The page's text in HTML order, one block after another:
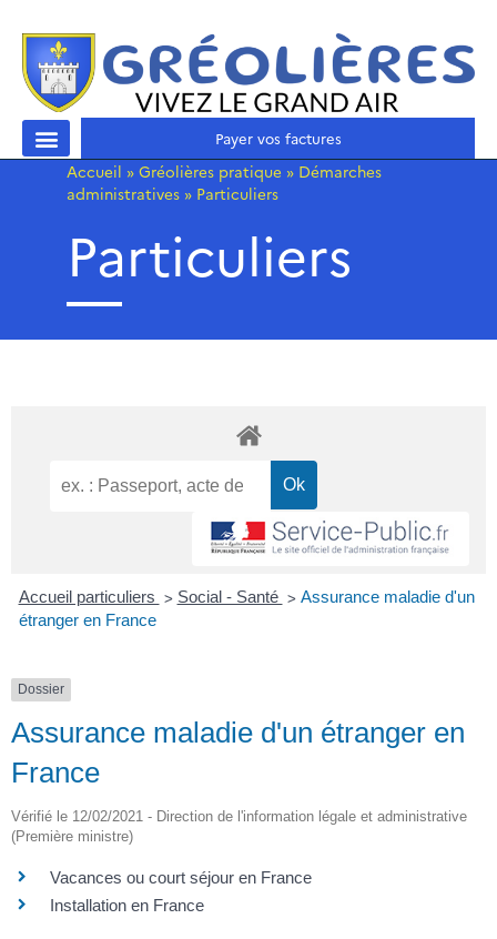
Payer vos factures
Accueil » Gréolières pratique » Démarches
administratives » Particuliers
Particuliers
Accueil particuliers > Social - Santé > Assurance maladie d'un
étranger en France
Dossier
Assurance maladie d'un étranger en
France
Vérifié le 12/02/2021 - Direction de l'information légale et administrative
(Première ministre)
Vacances ou court séjour en France
Installation en France